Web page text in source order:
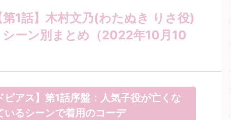
1話】木村文乃(わたぬき りさ役)
ーン別まとめ（2022年10月10
ピアス】第1話序盤：人気子役が亡くな
いるシーンで着用のコーデ